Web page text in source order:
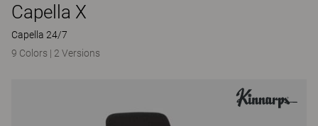
Capella X
Capella 24/7
9 Colors | 2 Versions